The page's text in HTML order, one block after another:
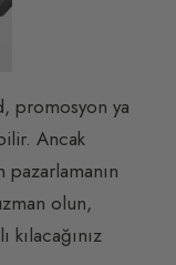
promosyon ya
Ancak
olun,
kılacağınız